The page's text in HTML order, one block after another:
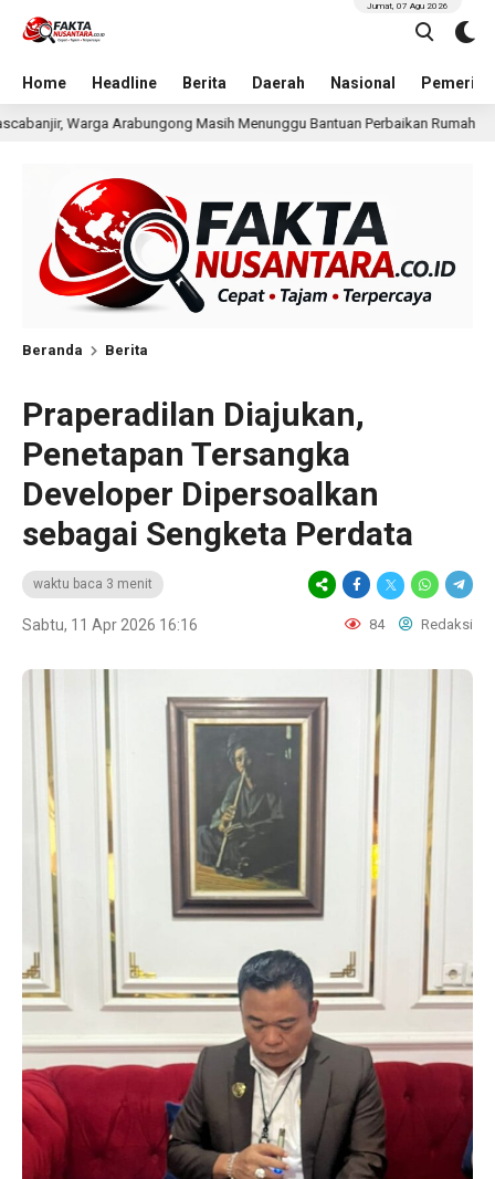
Home Headline Berita Daerah Nasional
Jumat, 07 Agu 2026
Menunggu Bantuan Perbaikan Rumah 17 jam lalu Pria Terduga
Beranda Berita
Praperadilan Diajukan,
Penetapan Tersangka
Developer Dipersoalkan
sebagai Sengketa Perdata
waktu baca 3 menit
Sabtu, 11 Apr 2026 16:16 84 Redaksi